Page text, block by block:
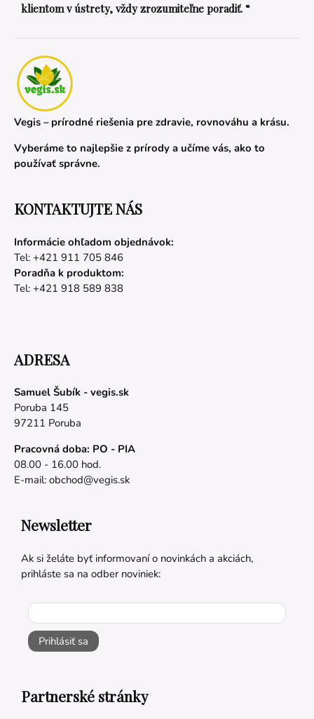
klientom v ústrety, vždy zrozumiteľne poradiť. “
Vegis – prírodné riešenia pre zdravie, rovnováhu a krásu.
Vyberáme to najlepšie z prírody a učíme vás, ako to
používať správne.
KONTAKTUJTE NÁS
Informácie ohľadom objednávok:
Tel: +421 911 705 846
Poradňa k produktom:
Tel: +421 918 589 838
ADRESA
Samuel Šubík - vegis.sk
Poruba 145
97211 Poruba
Pracovná doba: PO - PIA
08.00 - 16.00 hod.
E-mail: obchod@vegis.sk
Newsletter
Ak si želáte byť informovaní o novinkách a akciách,
prihláste sa na odber noviniek:
Prihlásiť sa
Partnerské stránky